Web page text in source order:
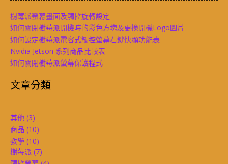
樹莓派螢幕畫面及觸控旋轉設定
如何關閉樹莓派開機時的彩色方塊及更換開機Logo圖片
如何設定樹莓派電容式觸控螢幕右鍵快顯功能表
Nvidia Jetson 系列商品比較表
如何關閉樹莓派螢幕保護程式
文章分類
其他 (3)
商品 (10)
教學 (10)
樹莓派 (7)